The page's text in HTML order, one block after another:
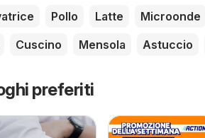
Pollo Latte Microonde
Cuscino Mensola Astuccio
preferiti